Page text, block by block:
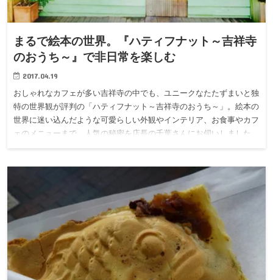
まるで絵本の世界。『ハティフナット～吉祥寺
のおうち～』で非日常を楽しむ
2017.04.19
おしゃれなカフェが多い吉祥寺の中でも、ユニークなたたずまいと独
特の世界観が評判の「ハティフナット～吉祥寺のおうち～」。絵本の
世界に迷い込んだような可愛らしい外観やインテリア、お食事やカフ
ェのメニューまで、人気の秘密を店長の千葉さんにお伺いしました。